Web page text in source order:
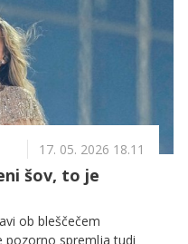
17. 05. 2026 18.11
šov, to je
ob bleščečem
pozorno spremlja tudi